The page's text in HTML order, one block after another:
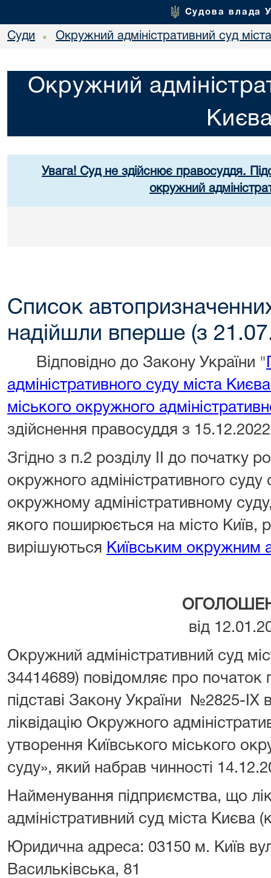
Судова влада
Суди • Окружний адміністративний суд
Окружний
Увага! Суд не здійснює правосуддя.
окружний
Список
надійшли вперше (з
Відповідно до Закону України "
адміністративного суду міста
міського окружного
здійснення правосуддя з
Згідно з п.2 розділу II до початку
окружного адміністративного суду
окружному адміністративному
якого поширюється на місто Київ,
вирішуються Київським окружним
від
Окружний адміністративний суд
34414689) повідомляє про початок
підставі Закону України №2825-IX
ліквідацію Окружного
утворення Київського міського
суду», який набрав чинності
Найменування підприємства, що
адміністративний суд міста
Юридична адреса: 03150 м. Київ
Васильківська, 81